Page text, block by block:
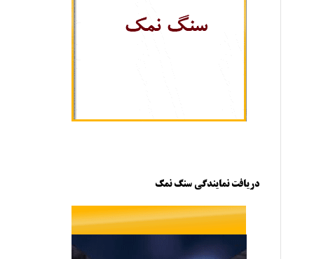
دریافت نمایندگی سنگ نمک